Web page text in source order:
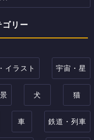
リー
イラスト 宇宙・星
犬 猫
車 鉄道・列車